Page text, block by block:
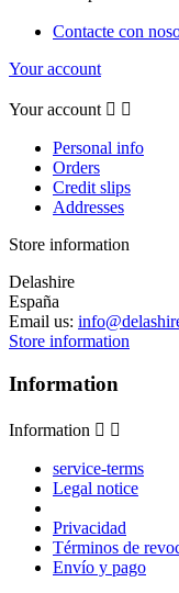
Contacte con
Your account
Your account  
Personal info
Orders
Credit slips
Addresses
Store information
Delashire
España
Email us:
Store information
Information
Information  
service-terms
Legal notice
Privacidad
Términos de
Envío y pago